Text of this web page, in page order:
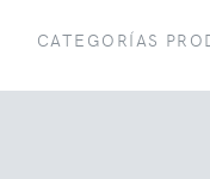
CATEGORÍAS